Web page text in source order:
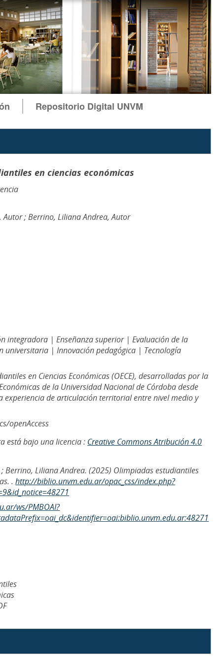
Repositorio Digital UNVM
en ciencias económicas
Autor ; Berrino, Liliana Andrea, Autor
integradora | Enseñanza superior | Evaluación de la
universitaria | Innovación pedagógica | Tecnología
en Ciencias Económicas (OECE), desarrolladas por la
de la Universidad Nacional de Córdoba desde
experiencia de articulación territorial entre nivel medio y
openAccess
está bajo una licencia : Creative Commons Atribución 4.0
; Berrino, Liliana Andrea. (2025) Olimpiadas estudiantiles
.http://biblio.unvm.edu.ar/opac_css/index.php?
ws/PMBOAI?